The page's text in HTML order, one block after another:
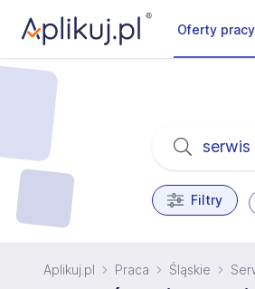
Oferty pracy
Filtry
Aplikuj.pl Praca Śląskie